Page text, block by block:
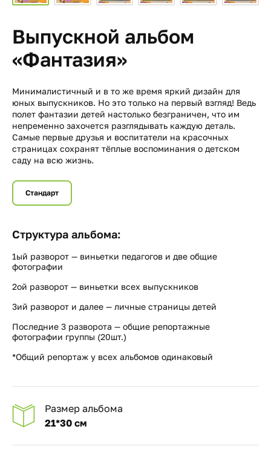
Выпускной альбом
«Фантазия»
Минималистичный и в то же время яркий дизайн для
юных выпускников. Но это только на первый взгляд! Ведь
полет фантазии детей настолько безграничен, что им
непременно захочется разглядывать каждую деталь.
Самые первые друзья и воспитатели на красочных
страницах сохранят тёплые воспоминания о детском
саду на всю жизнь.
Стандарт
Структура альбома:
1ый разворот — виньетки педагогов и две общие
фотографии
2ой разворот — виньетки всех выпускников
3ий разворот и далее — личные страницы детей
Последние 3 разворота — общие репортажные
фотографии группы (20шт.)
*Общий репортаж у всех альбомов одинаковый
Размер альбома
21*30 см